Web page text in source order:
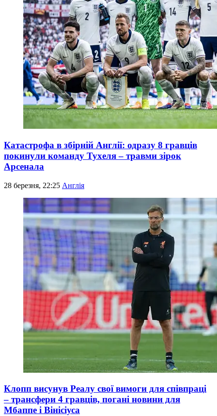
Катастрофа в збірній Англії: одразу 8 гравців
покинули команду Тухеля – травми зірок
Арсенала
28 березня, 22:25 Англія
Клопп висунув Реалу свої вимоги для співпраці
– трансфери 4 гравців, погані новини для
Мбаппе і Вінісіуса